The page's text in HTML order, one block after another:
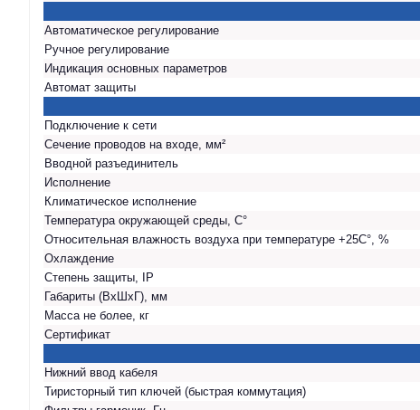
Автоматическое регулирование
Ручное регулирование
Индикация основных параметров
Автомат защиты
Подключение к сети
Сечение проводов на входе, мм²
Вводной разъединитель
Исполнение
Климатическое исполнение
Температура окружающей среды, С°
Относительная влажность воздуха при температуре +25С°, %
Охлаждение
Степень защиты, IP
Габариты (ВхШхГ), мм
Масса не более, кг
Сертификат
Нижний ввод кабеля
Тиристорный тип ключей (быстрая коммутация)